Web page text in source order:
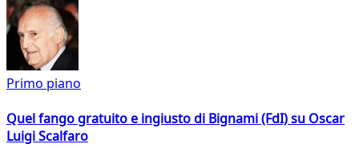
Primo piano
Quel fango gratuito e ingiusto di Bignami (FdI) su Oscar
Luigi Scalfaro